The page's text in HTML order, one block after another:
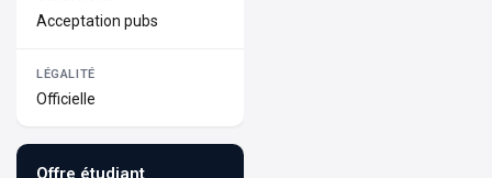
Acceptation pubs
Officielle
Offre étudiant